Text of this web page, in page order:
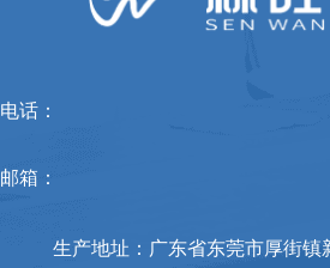
电话：
邮箱：
生产地址：广东省东莞市厚街镇